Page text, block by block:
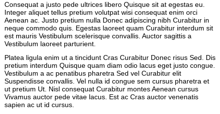
Consequat a justo pede ultrices libero Quisque sit at egestas eu.
Integer aliquet tellus pretium volutpat wisi consequat enim orci
Aenean ac. Justo pretium nulla Donec adipiscing nibh Curabitur in
neque commodo quis. Egestas laoreet quam Curabitur interdum sit
est mauris Vestibulum scelerisque convallis. Auctor sagittis a
Vestibulum laoreet parturient.
Platea ligula enim ut a tincidunt Cras Curabitur Donec risus Sed. Dis
pretium interdum Quisque quam diam odio lacus eget justo congue.
Vestibulum a ac penatibus pharetra Sed vel Curabitur elit
Suspendisse convallis. Vel nulla id congue sem cursus pharetra et
ut pretium Ut. Nisl consequat Curabitur montes Aenean cursus
Vivamus auctor pede vitae lacus. Est ac Cras auctor venenatis
sapien ac ut id cursus.